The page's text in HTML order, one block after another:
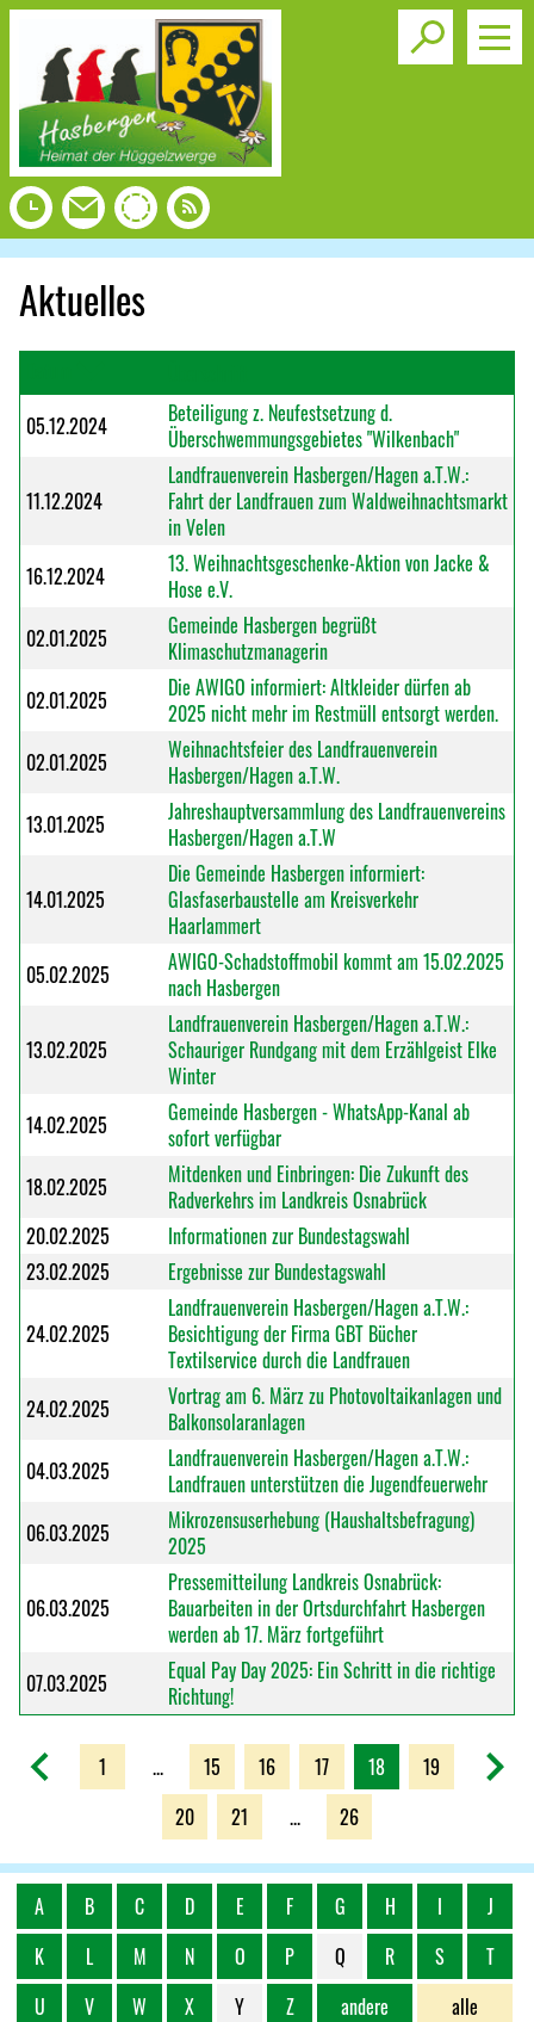
Toggle
Aktuelles
05.12.2024
Beteiligung z. Neufestsetzung d.
Überschwemmungsgebietes "Wilkenbach"
11.12.2024
Landfrauenverein Hasbergen/Hagen a.T.W.:
Fahrt der Landfrauen zum Waldweihnachtsmarkt
in Velen
16.12.2024
13. Weihnachtsgeschenke-Aktion von Jacke &
Hose e.V.
02.01.2025
Gemeinde Hasbergen begrüßt
Klimaschutzmanagerin
02.01.2025
Die AWIGO informiert: Altkleider dürfen ab
2025 nicht mehr im Restmüll entsorgt werden.
02.01.2025
Weihnachtsfeier des Landfrauenverein
Hasbergen/Hagen a.T.W.
13.01.2025
Jahreshauptversammlung des Landfrauenvereins
Hasbergen/Hagen a.T.W
14.01.2025
Die Gemeinde Hasbergen informiert:
Glasfaserbaustelle am Kreisverkehr
Haarlammert
05.02.2025
AWIGO-Schadstoffmobil kommt am 15.02.2025
nach Hasbergen
13.02.2025
Landfrauenverein Hasbergen/Hagen a.T.W.:
Schauriger Rundgang mit dem Erzählgeist Elke
Winter
14.02.2025
Gemeinde Hasbergen - WhatsApp-Kanal ab
sofort verfügbar
18.02.2025
Mitdenken und Einbringen: Die Zukunft des
Radverkehrs im Landkreis Osnabrück
20.02.2025
Informationen zur Bundestagswahl
23.02.2025
Ergebnisse zur Bundestagswahl
24.02.2025
Landfrauenverein Hasbergen/Hagen a.T.W.:
Besichtigung der Firma GBT Bücher
Textilservice durch die Landfrauen
24.02.2025
Vortrag am 6. März zu Photovoltaikanlagen und
Balkonsolaranlagen
04.03.2025
Landfrauenverein Hasbergen/Hagen a.T.W.:
Landfrauen unterstützen die Jugendfeuerwehr
06.03.2025
Mikrozensuserhebung (Haushaltsbefragung)
2025
06.03.2025
Pressemitteilung Landkreis Osnabrück:
Bauarbeiten in der Ortsdurchfahrt Hasbergen
werden ab 17. März fortgeführt
07.03.2025
Equal Pay Day 2025: Ein Schritt in die richtige
Richtung!
1 ... 15 16 17 18
19
20
21 ... 26
alle
A B C D E F G H I
J
K
L M N O P Q R S
T
U
V W X Y Z andere